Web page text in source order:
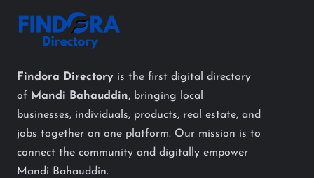
Findora Directory is the first digital directory
of Mandi Bahauddin, bringing local
businesses, individuals, products, real estate, and
jobs together on one platform. Our mission is to
connect the community and digitally empower
Mandi Bahauddin.